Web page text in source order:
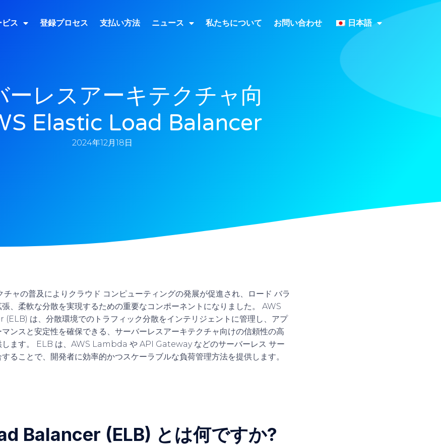
ス 登録プロセス 支払い方法 ニュース 私たちについて お問い合わせ 日本語
ーレスアーキテクチャ向
Elastic Load Balancer
2024年12月18日
チャの普及によりクラウド コンピューティングの発展が促進され、ロード バラ
、柔軟な分散を実現するための重要なコンポーネントになりました。 AWS
は、分散環境でのトラフィック分散をインテリジェントに管理し、アプ
ンスと安定性を確保できる、サーバーレスアーキテクチャ向けの信頼性の高
します。 ELB は、AWS Lambda や API Gateway などのサーバーレス サー
ることで、開発者に効率的かつスケーラブルな負荷管理方法を提供します。
Balancer (ELB) とは何ですか?